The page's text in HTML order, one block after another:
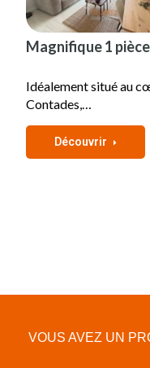
Magnifique 1
Idéalement situé au
Contades,…
Découvrir
VOUS AVEZ UN